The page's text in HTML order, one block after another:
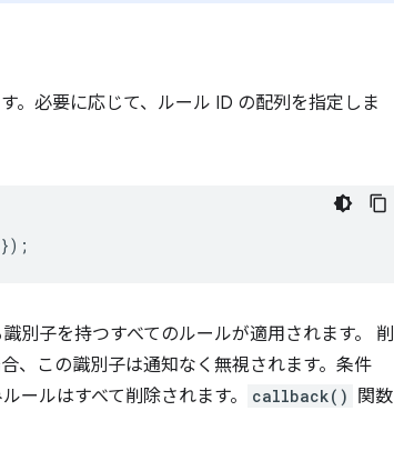
。必要に応じて、ルール ID の配列を指定しま
別子を持つすべてのルールが適用されます。 削
、この識別子は通知なく無視されます。条件
ールはすべて削除されます。 callback()
関数